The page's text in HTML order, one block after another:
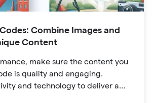
Combine Images and
Content
make sure the content you
is quality and engaging.
and technology to deliver a